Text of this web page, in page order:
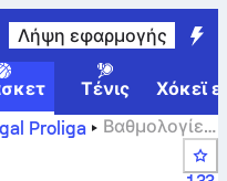
Λήψη εφαρμογής
Τένις
Χόκεϊ
Proliga
Βαθμολογίες,
της Γκάλομαρ